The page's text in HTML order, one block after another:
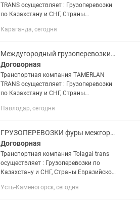
TRANS осуществляет : Грузоперевозки
по Казахстану и СНГ, Страны
Доставка груза отдельной машиной от
Караганда, сегодня
Междугородный грузоперевозки фуры Тент площадки камазы газельи по Казахстан
Договорная
Транспортная компания TAMERLAN
TRANS осуществляет : Грузоперевозки
по Казахстану и СНГ, Страны
Доставка груза отдельной машиной от
Павлодар, сегодня
ГРУЗОПЕРЕВОЗКИ фуры межгород перевозка груза тент 24/7
Договорная
Транспортная компания Tolagai trans
осуществляет : Грузоперевозки по
Казахстану и СНГ, Страны Евразийской
отдельной машиной от двери до двери.
Усть-Каменогорск, сегодня